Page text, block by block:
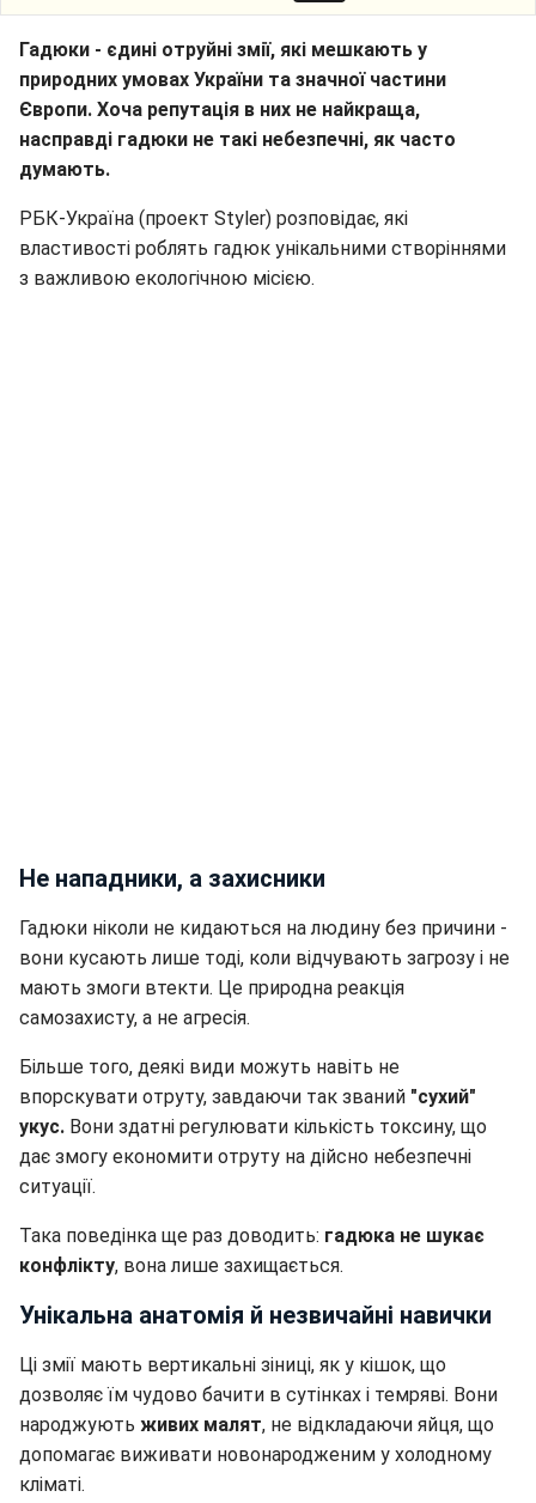
Гадюки - єдині отруйні змії, які мешкають у
природних умовах України та значної частини
Європи. Хоча репутація в них не найкраща,
насправді гадюки не такі небезпечні, як часто
думають.
РБК-Україна (проект Styler) розповідає, які
властивості роблять гадюк унікальними створіннями
з важливою екологічною місією.
Не нападники, а захисники
Гадюки ніколи не кидаються на людину без причини -
вони кусають лише тоді, коли відчувають загрозу і не
мають змоги втекти. Це природна реакція
самозахисту, а не агресія.
Більше того, деякі види можуть навіть не
впорскувати отруту, завдаючи так званий "сухий"
укус. Вони здатні регулювати кількість токсину, що
дає змогу економити отруту на дійсно небезпечні
ситуації.
Така поведінка ще раз доводить: гадюка не шукає
конфлікту, вона лише захищається.
Унікальна анатомія й незвичайні навички
Ці змії мають вертикальні зіниці, як у кішок, що
дозволяє їм чудово бачити в сутінках і темряві. Вони
народжують живих малят, не відкладаючи яйця, що
допомагає виживати новонародженим у холодному
кліматі.